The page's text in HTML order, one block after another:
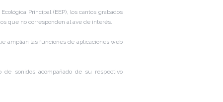
Principal (EEP), los cantos grabados
que no corresponden al ave de interés.
amplían las funciones de aplicaciones web
sonidos acompañado de su respectivo